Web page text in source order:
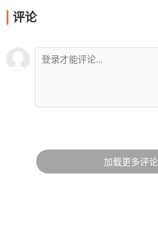
评论
加载更多评论